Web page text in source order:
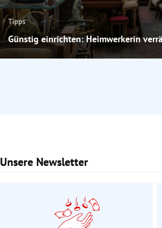
Tipps
Günstig einrichten: Heimwerkerin
Unsere Newsletter
Slide 1 von 3